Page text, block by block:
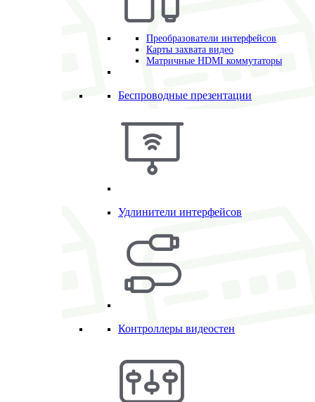
Преобразователи интерфейсов
Карты захвата видео
Матричные HDMI коммутаторы
Беспроводные презентации
Удлинители интерфейсов
Контроллеры видеостен